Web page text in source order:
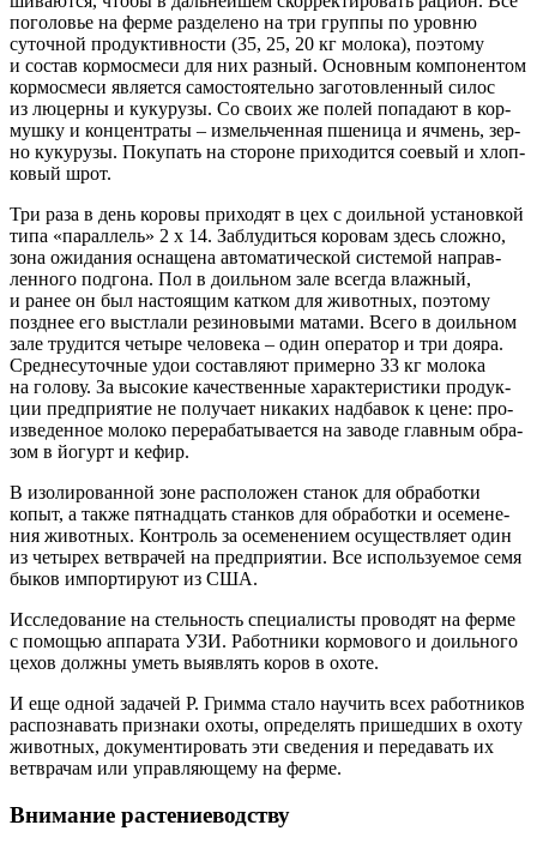
пого­ло­вье на фер­ме раз­де­ле­но на три груп­пы по уров­ню
суточ­ной про­дук­тив­но­сти (35, 25, 20 кг моло­ка), поэто­му
и состав кор­мо­сме­си для них раз­ный. Основ­ным ком­по­нен­том
кор­мо­сме­си явля­ет­ся само­сто­я­тель­но заго­тов­лен­ный силос
из люцер­ны и куку­ру­зы. Со сво­их же полей попа­да­ют в кор­
муш­ку и кон­цен­тра­ты – измель­чен­ная пше­ни­ца и ячмень, зер­
но куку­ру­зы. Поку­пать на сто­роне при­хо­дит­ся сое­вый и хлоп­
ко­вый шрот.
Три раза в день коро­вы при­хо­дят в цех с доиль­ной уста­нов­кой
типа «парал­лель» 2 х 14. Заблу­дить­ся коро­вам здесь слож­но,
зона ожи­да­ния осна­ще­на авто­ма­ти­че­ской систе­мой направ­
лен­но­го под­го­на. Пол в доиль­ном зале все­гда влаж­ный,
и ранее он был насто­я­щим кат­ком для живот­ных, поэто­му
позд­нее его выстла­ли рези­но­вы­ми мата­ми. Все­го в доиль­ном
зале тру­дит­ся четы­ре чело­ве­ка – один опе­ра­тор и три доя­ра.
Сред­не­су­точ­ные удои состав­ля­ют при­мер­но 33 кг моло­ка
на голо­ву. За высо­кие каче­ствен­ные харак­те­ри­сти­ки про­дук­
ции пред­при­я­тие не полу­ча­ет ника­ких над­ба­вок к цене: про­
из­ве­ден­ное моло­ко пере­ра­ба­ты­ва­ет­ся на заво­де глав­ным обра­
зом в йогурт и кефир.
В изо­ли­ро­ван­ной зоне рас­по­ло­жен ста­нок для обра­бот­ки
копыт, а так­же пят­на­дцать стан­ков для обра­бот­ки и осе­ме­не­
ния живот­ных. Кон­троль за осе­ме­не­ни­ем осу­ществ­ля­ет один
из четы­рех вет­вра­чей на пред­при­я­тии. Все исполь­зу­е­мое семя
быков импор­ти­ру­ют из США.
Иссле­до­ва­ние на стель­ность спе­ци­а­ли­сты про­во­дят на фер­ме
с помо­щью аппа­ра­та УЗИ. Работ­ни­ки кор­мо­во­го и доиль­но­го
цехов долж­ны уметь выяв­лять коров в охоте.
И еще одной зада­чей Р. Грим­ма ста­ло научить всех работ­ни­ков
рас­по­зна­вать при­зна­ки охо­ты, опре­де­лять при­шед­ших в охо­ту
живот­ных, доку­мен­ти­ро­вать эти све­де­ния и пере­да­вать их
вет­вра­чам или управ­ля­ю­ще­му на ферме.
Внимание растениеводству